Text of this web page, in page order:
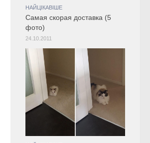
НАЙЦІКАВІШЕ
Самая скорая доставка (5
фото)
24.10.2011